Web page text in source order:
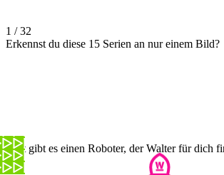
1 / 32
Erkennst du diese 15 Serien an nur einem Bild?
Jetzt gibt es einen Roboter, der Walter für dich